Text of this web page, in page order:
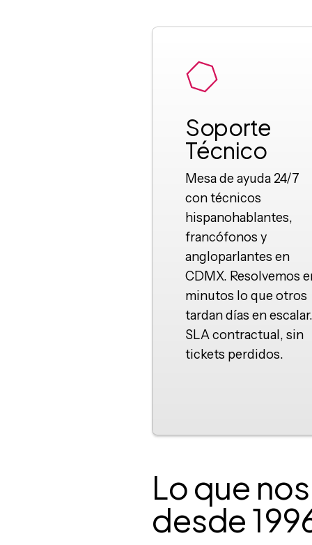
Soporte
Técnico
Mesa de ayuda 24/7
con técnicos
hispanohablantes,
francófonos y
angloparlantes en
CDMX. Resolvemos
minutos lo que otros
tardan días en escalar.
SLA contractual, sin
tickets perdidos.
Lo que
desde